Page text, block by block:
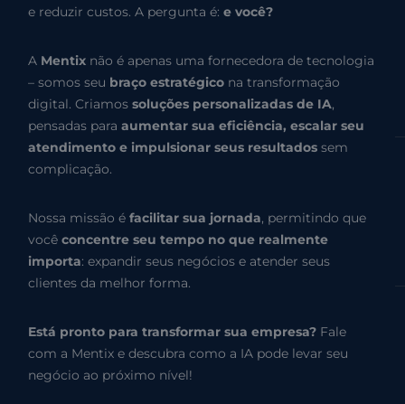
e reduzir custos. A pergunta é:e você?
A Mentix não é apenas uma fornecedora de tecnologia
– somos seu braço estratégico na transformação
digital. Criamossoluções personalizadas de IA,
pensadas paraaumentar sua eficiência, escalar seu
atendimento e impulsionar seus resultados sem
complicação.
Nossa missão éfacilitar sua jornada, permitindo que
vocêconcentre seu tempo no que realmente
importa: expandir seus negócios e atender seus
clientes da melhor forma.
Está pronto para transformar sua empresa? Fale
com a Mentix e descubra como a IA pode levar seu
negócio ao próximo nível!